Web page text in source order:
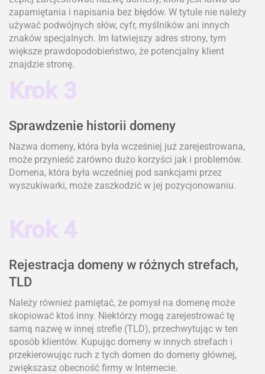
zapamiętania i napisania bez błędów. W tytule nie należy
używać podwójnych słów, cyfr, myślników ani innych
znaków specjalnych. Im łatwiejszy adres strony, tym
większe prawdopodobieństwo, że potencjalny klient
znajdzie stronę.
Krok 3
Sprawdzenie historii domeny
Nazwa domeny, która była wcześniej już zarejestrowana,
może przynieść zarówno dużo korzyści jak i problemów.
Domena, która była wcześniej pod sankcjami przez
wyszukiwarki, może zaszkodzić w jej pozycjonowaniu.
Krok 4
Rejestracja domeny w różnych strefach,
TLD
Należy również pamiętać, że pomysł na domenę może
skopiować ktoś inny. Niektórzy mogą zarejestrować tę
samą nazwę w innej strefie (TLD), przechwytując w ten
sposób klientów. Kupując domeny w innych strefach i
przekierowując ruch z tych domen do domeny głównej,
zwiększasz obecność firmy w Internecie.